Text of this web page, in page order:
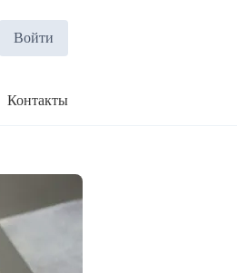
Войти
Контакты